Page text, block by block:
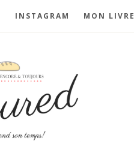
INSTAGRAM MON LIVRE